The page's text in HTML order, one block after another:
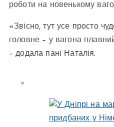
роботи на новенькому
«Звісно, тут усе просто
головне – у вагона
– додала пані Наталія.